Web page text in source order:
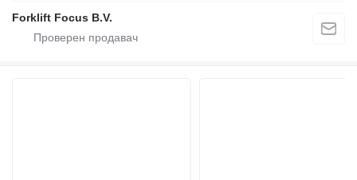
Forklift Focus B.V.